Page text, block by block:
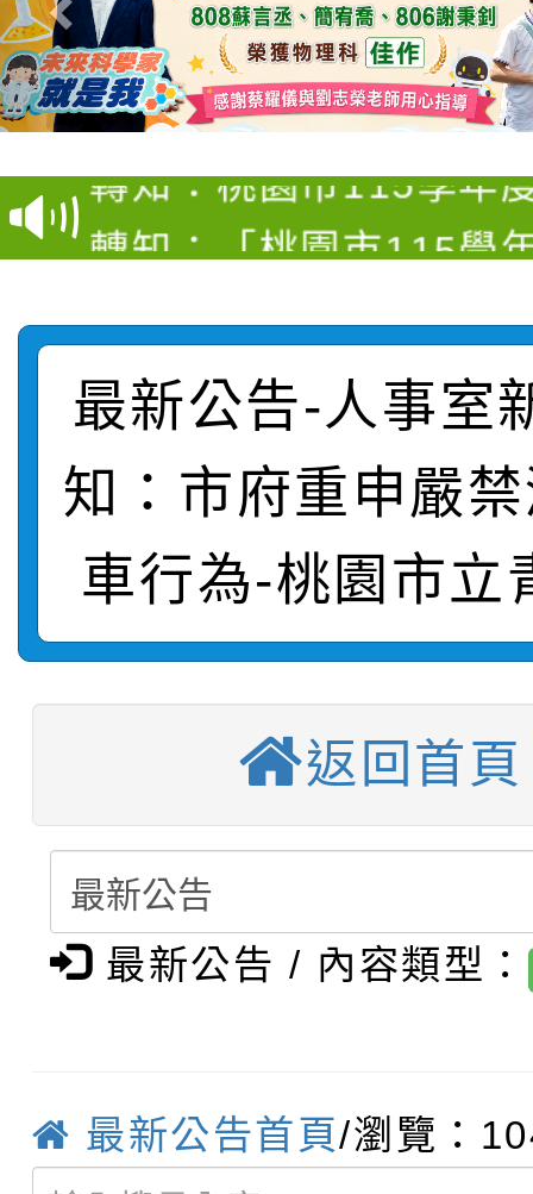
【甄選結果(第4招)】
學年度第1學期第9次代
結果(第4招)
【甄選結果(第12招)】
學年度第1學期第7次代
結果(第12招)
轉知：桃園市115學年
賽及師生本土語及新住
轉知：「桃園市115學
動辦法」
轉知臺中市政府政風處
城市手牽手，綠能透明
畫影片一案
轉知：「115學年度全
劇比賽實施要點」及修
表
轉知：桃園市115年度
敬師藝文競賽』實施計
【甄選結果(第11招)】
學年度第1學期第7次代
結果(第11招)
【甄選結果(第3招)】
學年度第1學期第9次代
結果(第3招)
【甄選結果(第4招)】
學年度第1學期第9次
結果(第4招)
【甄選結果(第12招)】
學年度第1學期第7次代
結果(第12招)
轉知：桃園市115學年
賽及師生本土語及新住
賽實施要點
轉知：「桃園市115學
比賽實施要點」
轉知：「115年金融知
畫影片一案
劇比賽實施要點」及修
轉知：桃園市115年度
最新公告-人事室
知：市府重申嚴
車行為-桃園市立
返回首頁
最新公告 / 內容類型：
最新公告首頁/瀏覽：